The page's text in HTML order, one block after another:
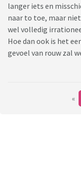
langer iets en
naar to toe, maar
wel volledig
Hoe dan ook is het
gevoel van rouw zal
«